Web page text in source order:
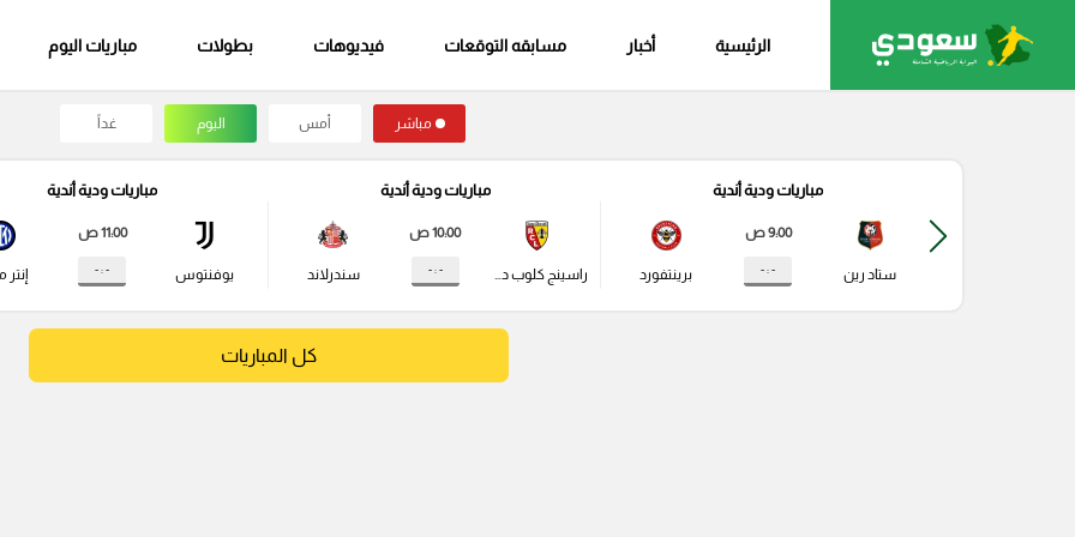
الرئيسية أخبار مسابقه التوقعات فيديوهات بطولات مباريات اليوم
مباشر أمس اليوم غداً
مباريات ودية أندية
ستاد رين
9:00 ص
- : - برينتفورد
مباريات ودية أندية
راسينج كلوب دي لانس
10:00 ص
- : - سندرلاند
مباريات ودية أندية
يوفنتوس
11:00 ص
- : - إنتر
كل المباريات